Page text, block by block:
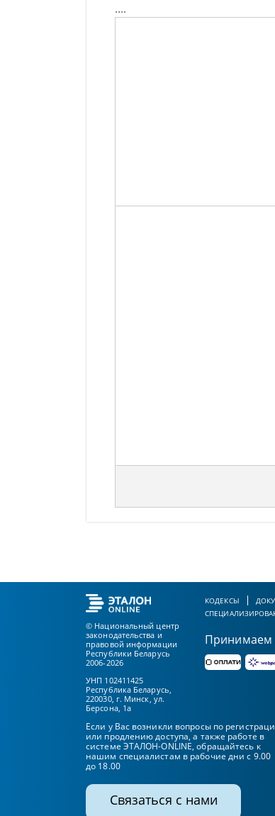
....
© Национальный центр
законодательства и
правовой информации
Республики Беларусь
2006-2026
УНП 102411425
Республика Беларусь,
220030, г. Минск, ул.
Берсона, 1а
КОДЕКСЫ
Принимаем
Если у Вас возникли вопросы по
или продлению доступа, а также работе в
системе ЭТАЛОН-ONLINE, обращайтесь к
нашим специалистам в рабочие дни с 9.00
до 18.00
Связаться с нами